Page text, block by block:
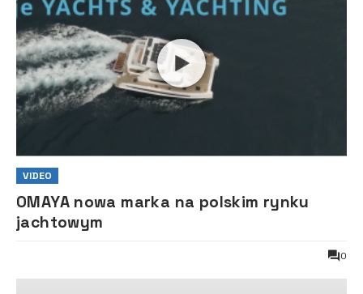
VIDEO
OMAYA nowa marka na polskim rynku
jachtowym
0